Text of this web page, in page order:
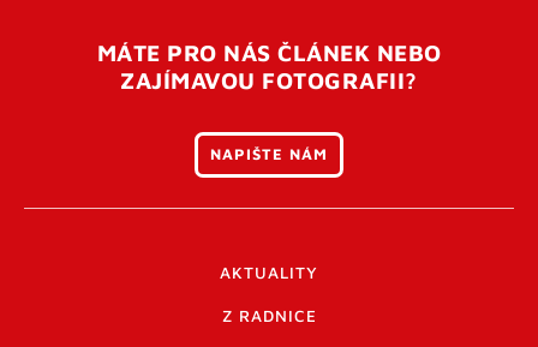
MÁTE PRO NÁS ČLÁNEK NEBO
ZAJÍMAVOU FOTOGRAFII?
NAPIŠTE NÁM
AKTUALITY
Z RADNICE